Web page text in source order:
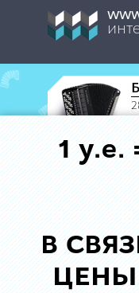
1 у.е.
В
ЦЕНЫ